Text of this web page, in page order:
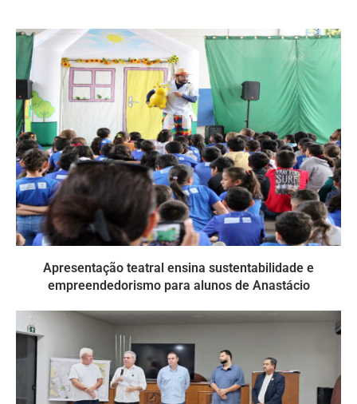
Apresentação teatral ensina sustentabilidade e
empreendedorismo para alunos de Anastácio